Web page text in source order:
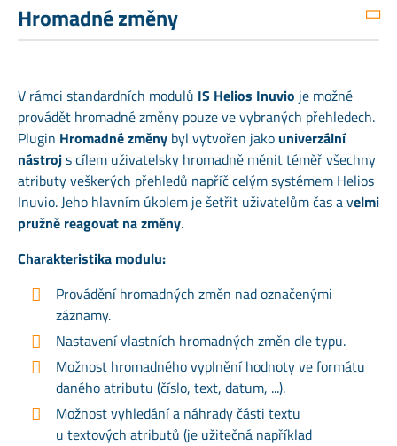
Hromadné změny
V rámci standardních modulů IS Helios Inuvio je možné
provádět hromadné změny pouze ve vybraných přehledech.
Plugin Hromadné změny byl vytvořen jakouniverzální
nástrojs cílem uživatelsky hromadně měnit téměř všechny
atributy veškerých přehledů napříč celým systémem Helios
Inuvio. Jeho hlavním úkolem je šetřit uživatelům čas a velmi
pružně reagovat na změny.
Charakteristika modulu:
Provádění hromadných změn nad označenými
záznamy.
Nastavení vlastních hromadných změn dle typu.
Možnost hromadného vyplnění hodnoty ve formátu
daného atributu (číslo, text, datum, ...).
Možnost vyhledání a náhrady části textu
u textových atributů (je užitečná například